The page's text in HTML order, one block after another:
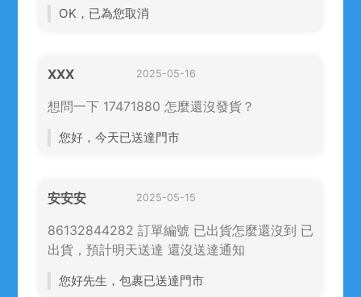
OK，已為您取消
XXX 2025-05-16
想問一下 17471880 怎麼還沒發貨？
您好，今天已送達門市
安安安 2025-05-15
86132844282 訂單編號 已出貨怎麼還沒到 已
出貨，預計明天送達 還沒送達通知
您好先生，包裹已送達門市